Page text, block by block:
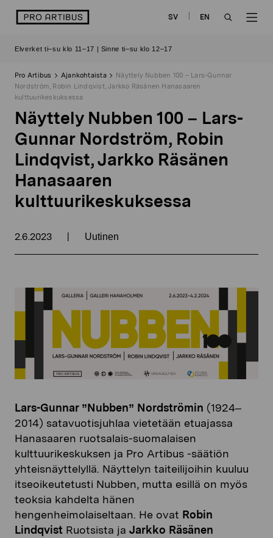
sisältöön
logo SV
EN
Elverket ti–su klo 11–17 | Sinne ti–su klo 12–17
Pro Artibus Ajankohtaista
Näyttely Nubben 100 – Lars-Gunnar
Nordström, Robin Lindqvist, Jarkko Räsänen Hanasaaren
kulttuurikeskuksessa
Näyttely Nubben 100 – Lars-
Gunnar Nordström, Robin
Lindqvist, Jarkko Räsänen
Hanasaaren
kulttuurikeskuksessa
2.6.2023 | Uutinen
Lars-Gunnar ”Nubben” Nordströmin (1924–
2014) satavuotisjuhlaa vietetään etuajassa
Hanasaaren ruotsalais-suomalaisen
kulttuurikeskuksen ja Pro Artibus -säätiön
yhteisnäyttelyllä. Näyttelyn taiteilijoihin kuuluu
itseoikeutetusti Nubben, mutta esillä on myös
teoksia kahdelta hänen
hengenheimolaiseltaan. He ovat Robin
Lindqvist Ruotsista ja Jarkko Räsänen